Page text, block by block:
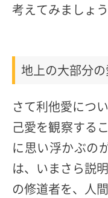
考えてみましょう
地上の大部分
さて利他愛につ
己愛を観察する
に思い浮かぶの
は、いまさら説
の修道者を、人